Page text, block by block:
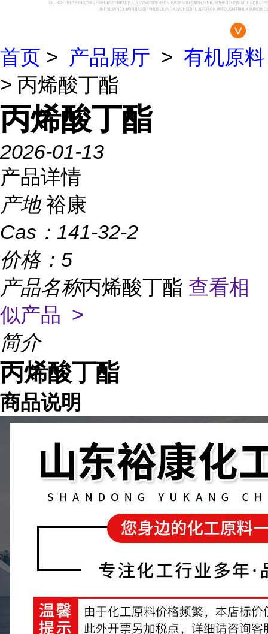
首页 > 产品展厅 > 有机原料
> 丙烯酸丁酯
丙烯酸丁酯
2026-01-13
产品详情
产地 裕康
Cas： 141-32-2
价格： 5
产品名称丙烯酸丁酯 查看相
似产品 >
简介
丙烯酸丁酯
商品说明